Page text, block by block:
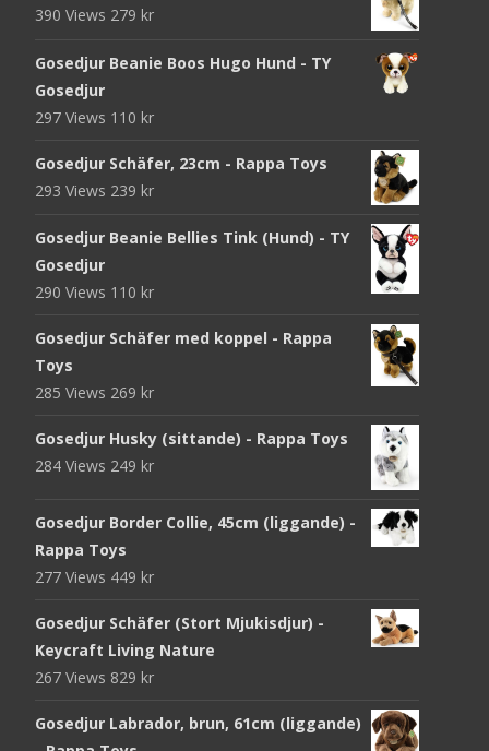
390 Views 279 kr
Gosedjur Beanie Boos Hugo Hund - TY
Gosedjur
297 Views 110 kr
Gosedjur Schäfer, 23cm - Rappa Toys
293 Views 239 kr
Gosedjur Beanie Bellies Tink (Hund) - TY
Gosedjur
290 Views 110 kr
Gosedjur Schäfer med koppel - Rappa
Toys
285 Views 269 kr
Gosedjur Husky (sittande) - Rappa Toys
284 Views 249 kr
Gosedjur Border Collie, 45cm (liggande) -
Rappa Toys
277 Views 449 kr
Gosedjur Schäfer (Stort Mjukisdjur) -
Keycraft Living Nature
267 Views 829 kr
Gosedjur Labrador, brun, 61cm (liggande)